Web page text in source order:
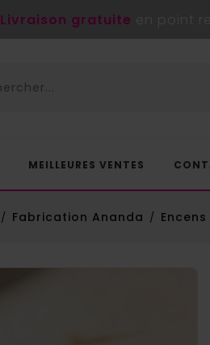
Livraison gratuite
MEILLEURES VENTES
Fabrication Ananda